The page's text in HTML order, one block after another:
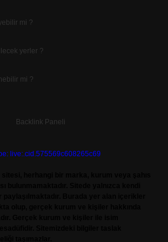
mi ?
yerler ?
mi ?
live:.cid.575569c608265c69